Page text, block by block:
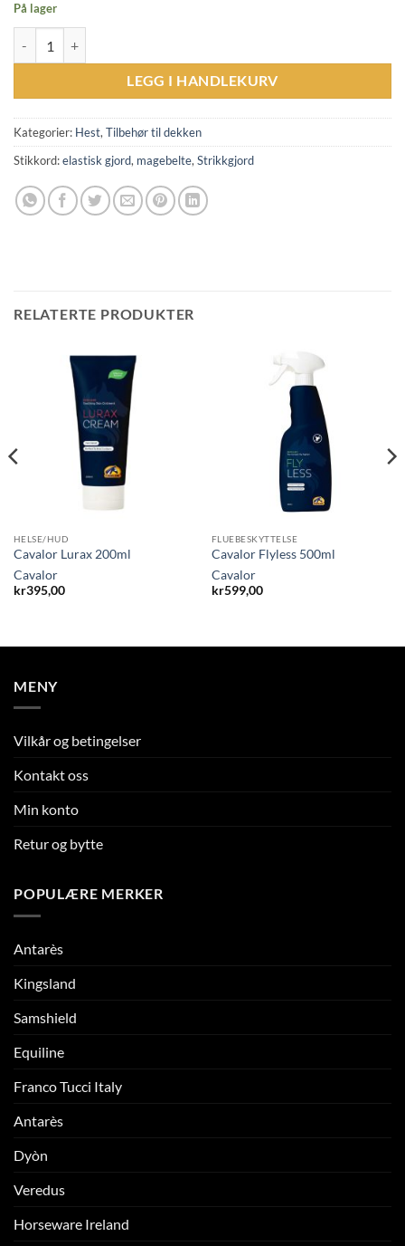
På lager
LEGG I HANDLEKURV
Kategorier: Hest, Tilbehør til dekken
Stikkord:elastisk gjord, magebelte, Strikkgjord
RELATERTE PRODUKTER
HELSE/HUD
Cavalor Lurax 200ml
Cavalor
kr395,00
FLUEBESKYTTELSE
Cavalor Flyless 500ml
Cavalor
kr599,00
MENY
Vilkår og betingelser
Kontakt oss
Min konto
Retur og bytte
POPULÆRE MERKER
Antarès
Kingsland
Samshield
Equiline
Franco Tucci Italy
Antarès
Dyòn
Veredus
Horseware Ireland